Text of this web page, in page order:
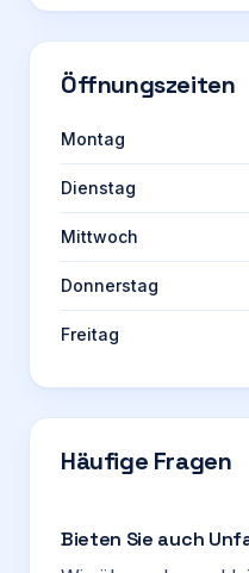
Öffnungszeiten
Montag
Dienstag
Mittwoch
Donnerstag
Freitag
Häufige Fragen
Bieten Sie auch